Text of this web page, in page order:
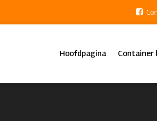
Hoofdpagina Container